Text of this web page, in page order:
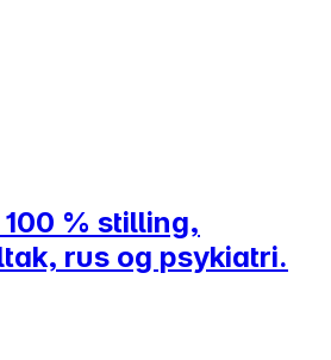
% stilling,
rus og psykiatri.